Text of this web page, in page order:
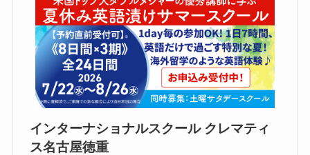
インターナショナルスクール クレマティ
ス名古屋徳重